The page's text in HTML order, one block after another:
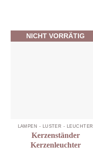
NICHT VORRÄTIG
LAMPEN - LÜSTER - LEUCHTER
Kerzenständer
Kerzenleuchter